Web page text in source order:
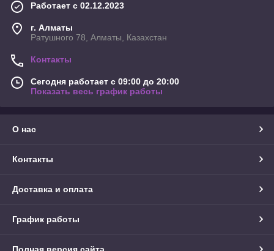
Работает с 02.12.2023
г. Алматы
Ратушного 78, Алматы, Казахстан
Контакты
Сегодня работает с 09:00 до 20:00
Показать весь график работы
О нас
Контакты
Доставка и оплата
График работы